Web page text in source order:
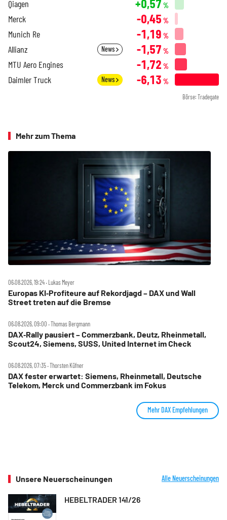
Qiagen +0,57 %
Merck -0,45 %
Munich Re -1,19 %
Allianz News -1,57 %
MTU Aero Engines -1,72 %
Daimler Truck News -6,13 %
Börse: Tradegate
Mehr zum Thema
06.08.2026, 19:24 ‧ Lukas Meyer
Europas KI‑Profiteure auf Rekordjagd – DAX und Wall
Street treten auf die Bremse
06.08.2026, 09:00 ‧ Thomas Bergmann
DAX‑Rally pausiert – Commerzbank, Deutz, Rheinmetall,
Scout24, Siemens, SUSS, United Internet im Check
06.08.2026, 07:35 ‧ Thorsten Küfner
DAX fester erwartet: Siemens, Rheinmetall, Deutsche
Telekom, Merck und Commerzbank im Fokus
Mehr DAX Empfehlungen
Unsere Neuerscheinungen Alle Neuerscheinungen
HEBELTRADER 141/26